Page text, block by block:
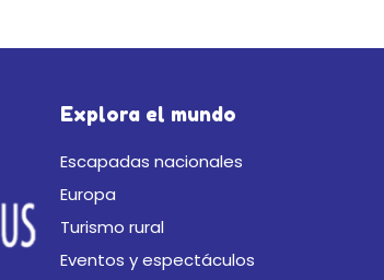
Explora el mundo
Escapadas nacionales
Europa
Turismo rural
Eventos y espectáculos